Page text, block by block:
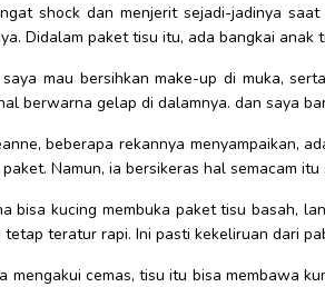
shock dan menjerit sejadi-jadinya
Didalam paket tisu itu, ada bangkai anak
mau bersihkan make-up di muka,
berwarna gelap di dalamnya. dan saya
beberapa rekannya menyampaikan,
Namun, ia bersikeras hal semacam
bisa kucing membuka paket tisu basah,
tetap teratur rapi. Ini pasti kekeliruan dari
mengakui cemas, tisu itu bisa membawa